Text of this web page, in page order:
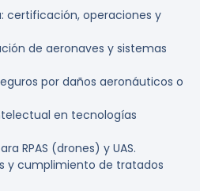
certificación, operaciones y
de aeronaves y sistemas
por daños aeronáuticos o
en tecnologías
RPAS (drones) y UAS.
y cumplimiento de tratados